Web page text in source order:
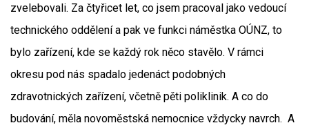
zvelebovali. Za čtyřicet let, co jsem pracoval jako vedoucí
technického oddělení a pak ve funkci náměstka OÚNZ, to
bylo zařízení, kde se každý rok něco stavělo. V rámci
okresu pod nás spadalo jedenáct podobných
zdravotnických zařízení, včetně pěti poliklinik. A co do
budování, měla novoměstská nemocnice vždycky navrch. A